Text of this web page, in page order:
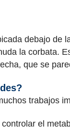
debajo de
la corbata.
que se
trabajos
el